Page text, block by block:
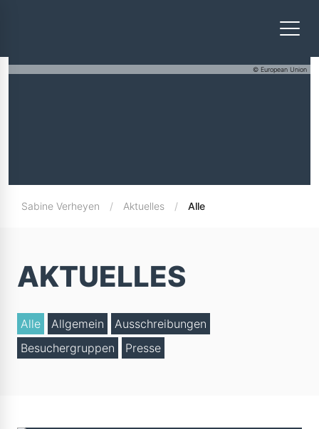
© European Union
Sabine Verheyen Aktuelles Alle
AKTUELLES
Alle Allgemein
Ausschreibungen
Besuchergruppen
Presse